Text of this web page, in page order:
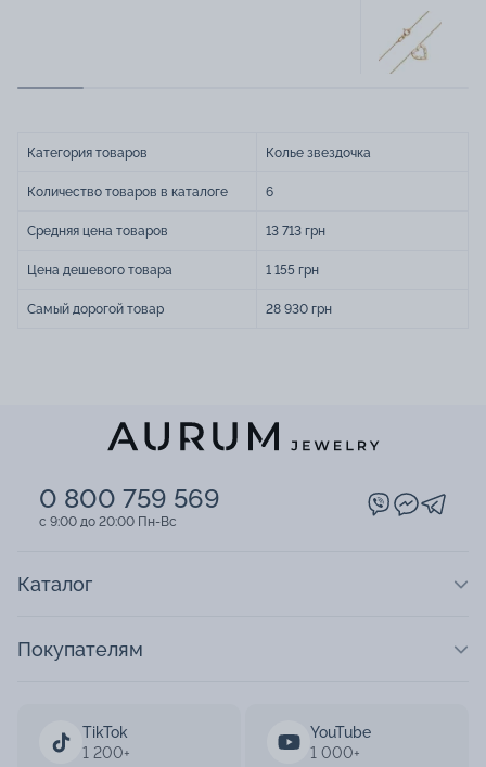
Категория товаров Колье звездочка
Количество товаров в каталоге 6
Средняя цена товаров 13 713 грн
Цена дешевого товара 1 155 грн
Самый дорогой товар 28 930 грн
0 800 759 569
c 9:00 до 20:00 Пн-Вс
TikTok
1 200+
YouTube
1 000+
Каталог
Покупателям